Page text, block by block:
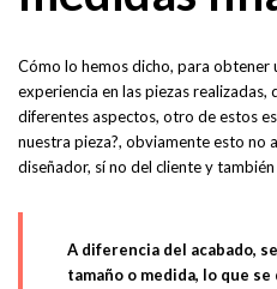
Cómo lo hemos dicho, para obtener
experiencia en las piezas realizadas,
diferentes aspectos, otro de estos
nuestra pieza?, obviamente esto no
diseñador, sí no del cliente y
A diferencia del acabado,
tamaño o medida, lo que